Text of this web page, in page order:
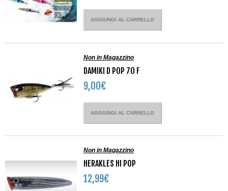
AGGIUNGI AL CARRELLO
Non in Magazzino
DAMIKI D POP 70 F
9,00€
AGGIUNGI AL CARRELLO
Non in Magazzino
HERAKLES HI POP
12,99€